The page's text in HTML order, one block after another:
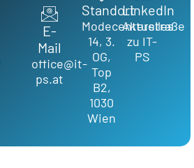
E-
Mail
office@it-
ps.at
Standort
Modecenterstraße
14, 3.
OG,
Top
B2,
1030
Wien
LinkedIn
Aktuelles
zu IT-
PS